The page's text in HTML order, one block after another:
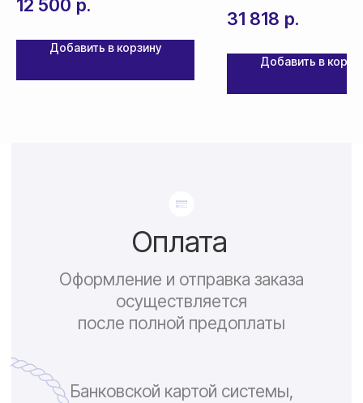
12 500 р.
Добавить в корзину
31 818 р.
Добавить в